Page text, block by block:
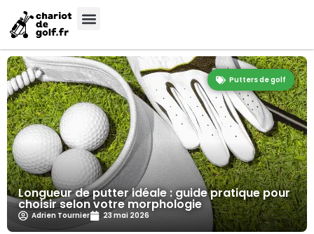
Putters de golf
Longueur de putter idéale : guide pratique pour
choisir selon votre morphologie
Adrien Tournier 23 mai 2026